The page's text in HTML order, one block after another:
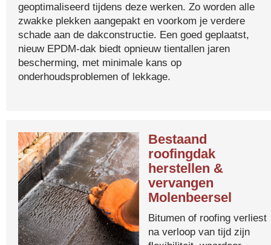
geoptimaliseerd tijdens deze werken. Zo worden alle
zwakke plekken aangepakt en voorkom je verdere
schade aan de dakconstructie. Een goed geplaatst,
nieuw EPDM-dak biedt opnieuw tientallen jaren
bescherming, met minimale kans op
onderhoudsproblemen of lekkage.
Bestaand
roofingdak
herstellen &
vervangen
Molenbeersel
Bitumen of roofing verliest
na verloop van tijd zijn